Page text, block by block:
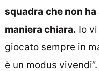
squadra che non
maniera chiara. Io
giocato sempre in
è un modus vivendi”.